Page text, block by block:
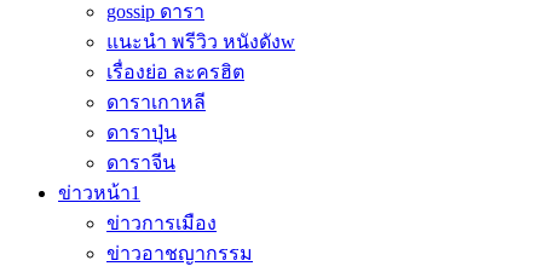
gossip ดารา
แนะนำ พรีวิว หนังดังw
เรื่องย่อ ละครฮิต
ดาราเกาหลี
ดาราปุ่น
ดาราจีน
ข่าวหน้า1
ข่าวการเมือง
ข่าวอาชญากรรม